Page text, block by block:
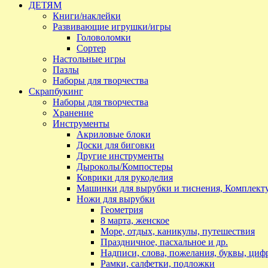
ДЕТЯМ
Книги/наклейки
Развивающие игрушки/игры
Головоломки
Сортер
Настольные игры
Пазлы
Наборы для творчества
Скрапбукинг
Наборы для творчества
Хранение
Инструменты
Акриловые блоки
Доски для биговки
Другие инструменты
Дыроколы/Компостеры
Коврики для рукоделия
Машинки для вырубки и тиснения,
Ножи для вырубки
Геометрия
8 марта, женское
Море, отдых, каникулы, путешествия
Праздничное, пасхальное и др.
Надписи, слова, пожелания, буквы,
Рамки, салфетки, подложки